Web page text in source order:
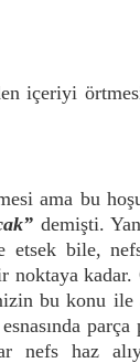
içeriyi
ama bu
demişti.
etsek bile,
noktaya
bu konu ile
nefs haz